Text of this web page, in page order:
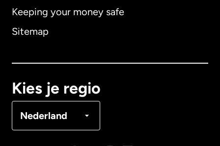
Keeping your money safe
Sitemap
Kies je regio
Nederland
Australië